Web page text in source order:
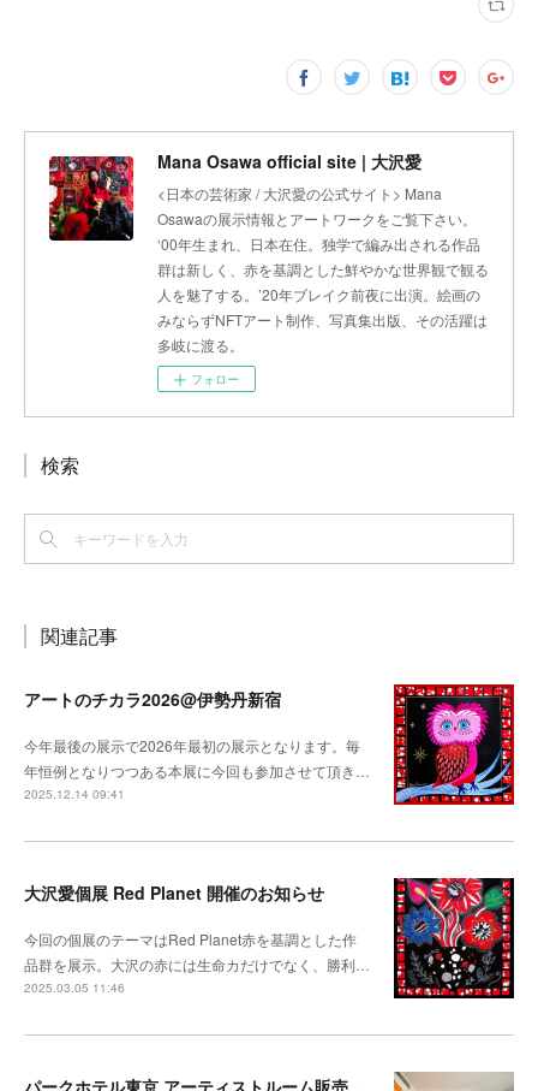
Mana Osawa official site | 大沢愛
<日本の芸術家 / 大沢愛の公式サイト> Mana
Osawaの展示情報とアートワークをご覧下さい。
‘00年生まれ、日本在住。独学で編み出される作品
群は新しく、赤を基調とした鮮やかな世界観で観る
人を魅了する。’20年ブレイク前夜に出演。絵画の
みならずNFTアート制作、写真集出版、その活躍は
多岐に渡る。
フォロー
検索
関連記事
アートのチカラ2026@伊勢丹新宿
今年最後の展示で2026年最初の展示となります。毎
年恒例となりつつある本展に今回も参加させて頂き…
2025.12.14 09:41
大沢愛個展 Red Planet 開催のお知らせ
今回の個展のテーマはRed Planet赤を基調とした作
品群を展示。大沢の赤には生命カだけでなく、勝利…
2025.03.05 11:46